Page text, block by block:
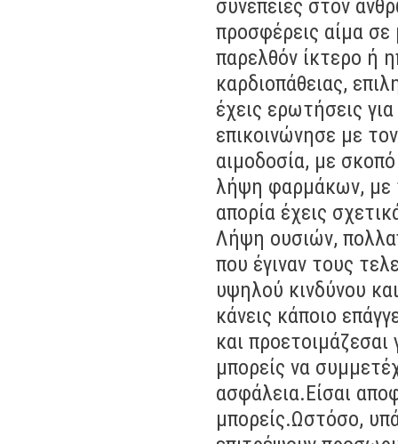
συνέπειες στον
προσφέρεις αίμα σε
παρελθόν ίκτερο ή
καρδιοπάθειας,
έχεις ερωτήσεις
επικοινώνησε με
αιμοδοσία, με
λήψη φαρμάκων, με
απορία έχεις
Λήψη ουσιών,
που έγιναν τους
υψηλού κινδύνου
κάνεις κάποιο
και
μπορείς να
ασφάλεια.Είσαι
μπορείς.Ωστόσο,